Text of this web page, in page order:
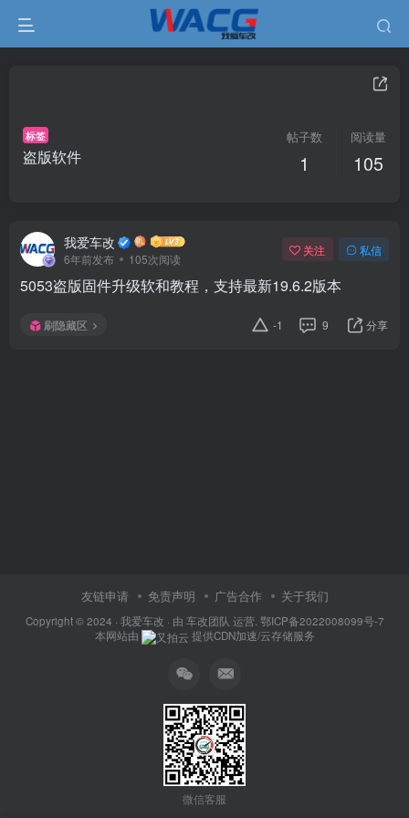
标签
盗版软件
帖子数
1
阅读量
105
我爱车改
6年前发布 105次阅读
关注 私信
5053盗版固件升级软和教程，支持最新19.6.2版本
刷隐藏区 -1 9 分享
友链申请 免责声明 广告合作 关于我们
Copyright © 2024 · 我爱车改 · 由 车改团队 运营. 鄂ICP备2022008099号-7
本网站由
提供CDN加速/云存储服务
微信客服